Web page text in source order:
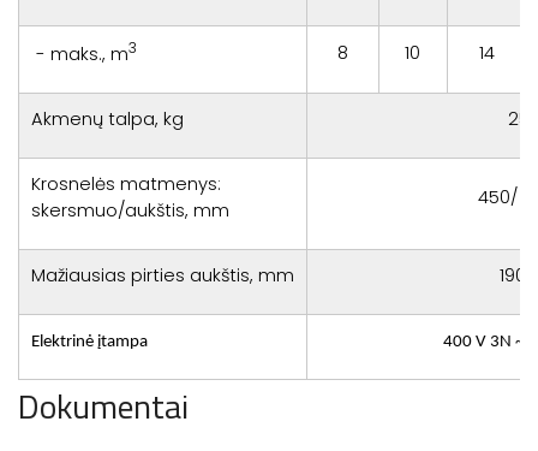
- maks., m3 8 10 14
Akmenų talpa, kg 25
Krosnelės matmenys:
skersmuo/aukštis, mm
450/
Mažiausias pirties aukštis, mm 1900
Elektrinė įtampa 400 V 3N ~
Dokumentai